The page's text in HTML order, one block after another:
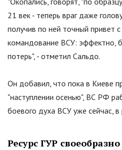
21 век - теперь враг даже
получив по ней точный привет
командование ВСУ: эффектно,
потерь", - отметил Сальдо.
Он добавил, что пока в Киеве
"наступлении осенью", ВС РФ
боевого духа ВСУ уже сейчас, в
Ресурс ГУР